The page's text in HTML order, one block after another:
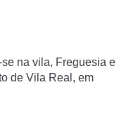
na vila, Freguesia e
de Vila Real, em